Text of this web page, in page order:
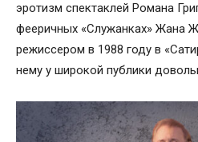
эротизм спектаклей Романа
фееричных «Служанках» Жана
режиссером в 1988 году в
нему у широкой публики